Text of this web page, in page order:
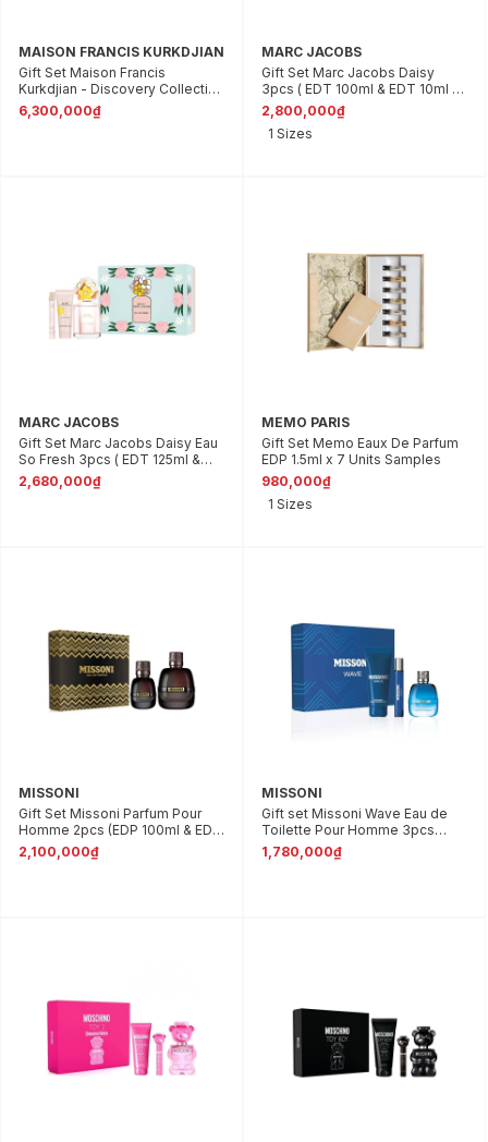
MAISON FRANCIS KURKDJIAN
Gift Set Maison Francis
Kurkdjian - Discovery Collection
For Her 8pcs (11ml x 8)
6,300,000₫
MARC JACOBS
Gift Set Marc Jacobs Daisy
3pcs ( EDT 100ml & EDT 10ml &
Body Lotion 75ml )
2,800,000₫
1 Sizes
MARC JACOBS
Gift Set Marc Jacobs Daisy Eau
So Fresh 3pcs ( EDT 125ml &
EDT 10ml & Body Lotion Dưỡng
Da 75ml )
2,680,000₫
MEMO PARIS
Gift Set Memo Eaux De Parfum
EDP 1.5ml x 7 Units Samples
980,000₫
1 Sizes
MISSONI
Gift Set Missoni Parfum Pour
Homme 2pcs (EDP 100ml & EDP
30ml)
2,100,000₫
MISSONI
Gift set Missoni Wave Eau de
Toilette Pour Homme 3pcs
(EDT 100ml & EDT 10ml & Bath-
Shower Gel 150ml)
1,780,000₫